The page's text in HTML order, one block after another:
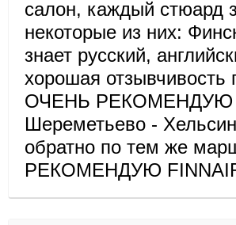
салон, каждый стюард
некоторые из них:
знает русский,
хорошая отзывчивость
ОЧЕНЬ РЕКОМЕНДУЮ
Шереметьево -
обратно по тем же
РЕКОМЕНДУЮ